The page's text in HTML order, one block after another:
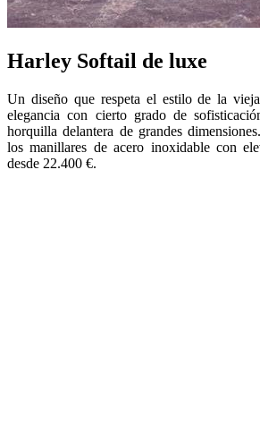
Harley Softail de luxe
Un diseño que respeta el estilo de la
elegancia con cierto grado de
horquilla delantera de grandes
los manillares de acero inoxidable con
desde 22.400 €.